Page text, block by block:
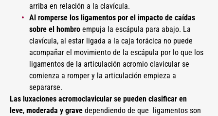
arriba en relación a la clavícula.
Al romperse los ligamentos por el impacto de caídas
sobre el hombro empuja la escápula para abajo. La
clavícula, al estar ligada a la caja torácica no puede
acompañar el movimiento de la escápula por lo que los
ligamentos de la articulación acromio clavicular se
comienza a romper y la articulación empieza a
separarse.
Las luxaciones acromoclavicular se pueden clasificar en
leve, moderada y grave dependiendo de que ligamentos son